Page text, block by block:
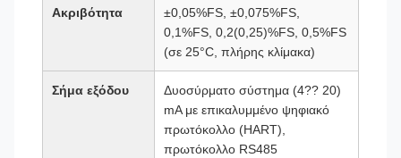
Ακριβότητα
±0,05%FS, ±0,075%FS,
0,1%FS, 0,2(0,25)%FS, 0,5%FS
(σε 25°C, πλήρης κλίμακα)
Σήμα εξόδου
Δυοσύρματο σύστημα (4?? 20)
mA με επικαλυμμένο ψηφιακό
πρωτόκολλο (HART),
πρωτόκολλο RS485